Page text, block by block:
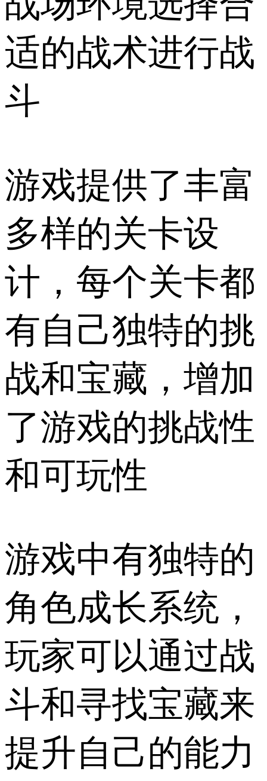
适的战术进行战
斗
游戏提供了丰富
多样的关卡设
计，每个关卡都
有自己独特的挑
战和宝藏，增加
了游戏的挑战性
和可玩性
游戏中有独特的
角色成长系统，
玩家可以通过战
斗和寻找宝藏来
提升自己的能力